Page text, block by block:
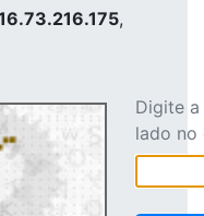
,
Digite
lado no